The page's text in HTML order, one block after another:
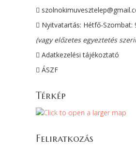
Nyitvatartás: Hétfő-Szombat:
(vagy előzetes egyeztetés
Adatkezelési tájékoztató
ÁSZF
Térkép
Feliratkozás